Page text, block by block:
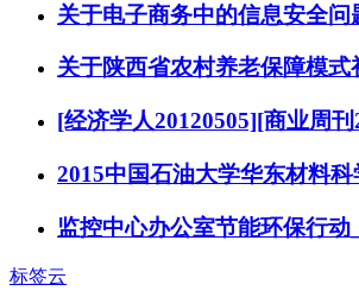
关于电子商务中的信息安全问
关于陕西省农村养老保障模
[经济学人20120505][商业周刊
2015中国石油大学华东材料
监控中心办公室节能环保行
标签云